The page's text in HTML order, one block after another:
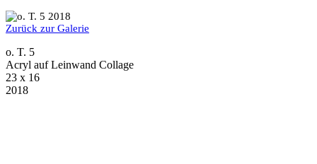
Zurück zur Galerie
o. T. 5
Acryl auf Leinwand Collage
23 x 16
2018